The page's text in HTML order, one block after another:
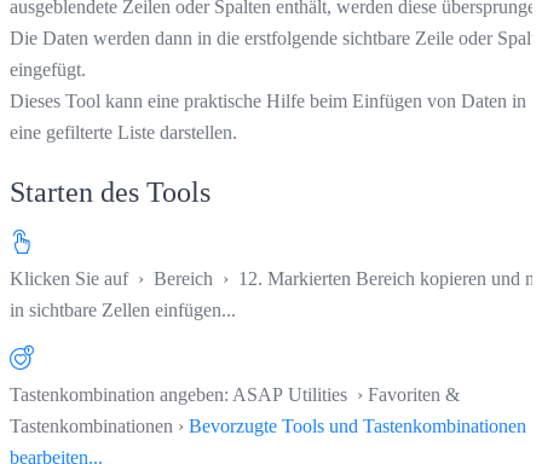
ausgeblendete Zeilen oder Spalten enthält, werden diese
Die Daten werden dann in die erstfolgende sichtbare Zeile oder
eingefügt.
Dieses Tool kann eine praktische Hilfe beim Einfügen von Daten in
eine gefilterte Liste darstellen.
Starten des Tools
Klicken Sie auf › Bereich › 12. Markierten Bereich kopieren und
in sichtbare Zellen einfügen...
Tastenkombination angeben: ASAP Utilities › Favoriten &
Tastenkombinationen › Bevorzugte Tools und Tastenkombinationen
bearbeiten...